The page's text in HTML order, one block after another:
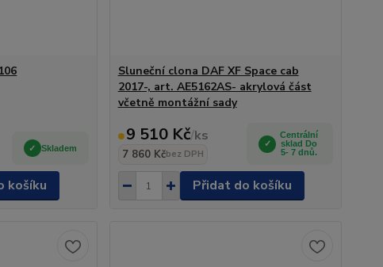
Skladem
košíku
Sluneční clona DAF XF Space cab
2017-, art. AE5162AS- akrylová část
včetně montážní sady
9 510 Kč/ks
7 860 Kčbez DPH
Centrální
sklad Do
5- 7 dnů.
Přidat do košíku